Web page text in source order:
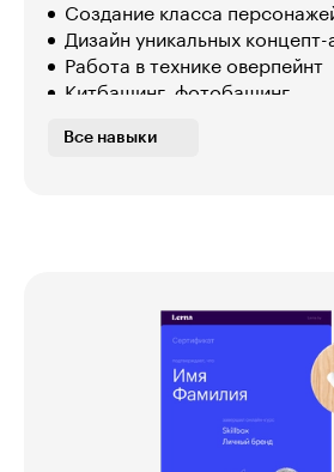
Создание класса
Дизайн уникальных концепт-
Работа в технике оверпейнт
Китбашинг, фотобашинг
Все навыки